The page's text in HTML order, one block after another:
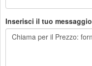
Inserisci il tuo messaggio